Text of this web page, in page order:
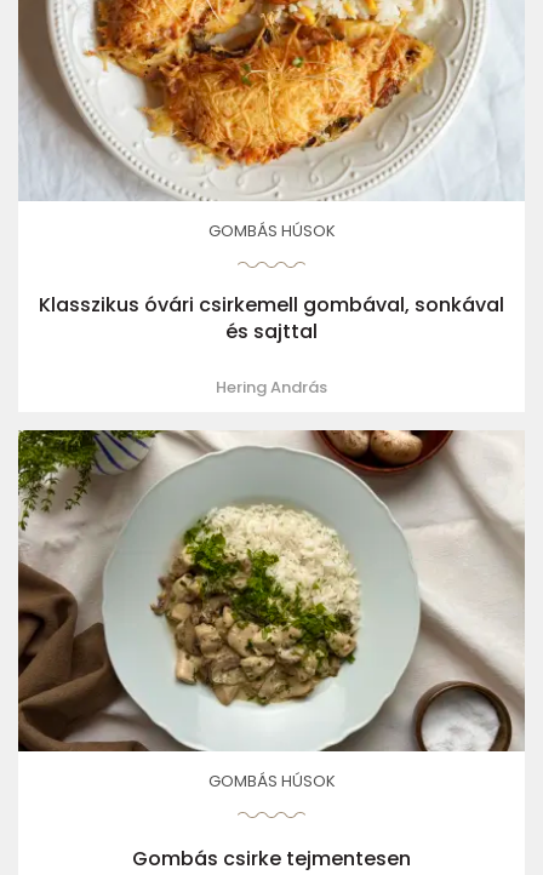
GOMBÁS HÚSOK
Klasszikus óvári csirkemell gombával, sonkával
és sajttal
Hering András
GOMBÁS HÚSOK
Gombás csirke tejmentesen